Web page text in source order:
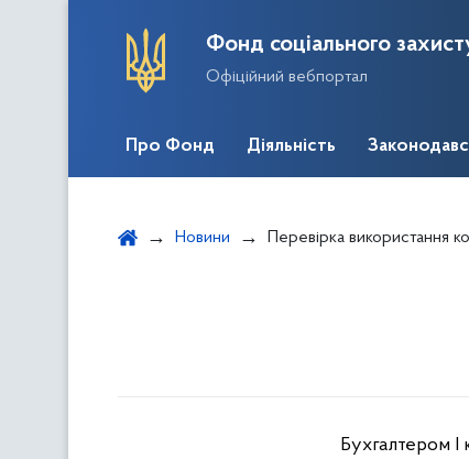
Фонд соціального
Офіційний вебпортал
Про Фонд Діяльність
Новини Перевірка використання
Бухгалтером І